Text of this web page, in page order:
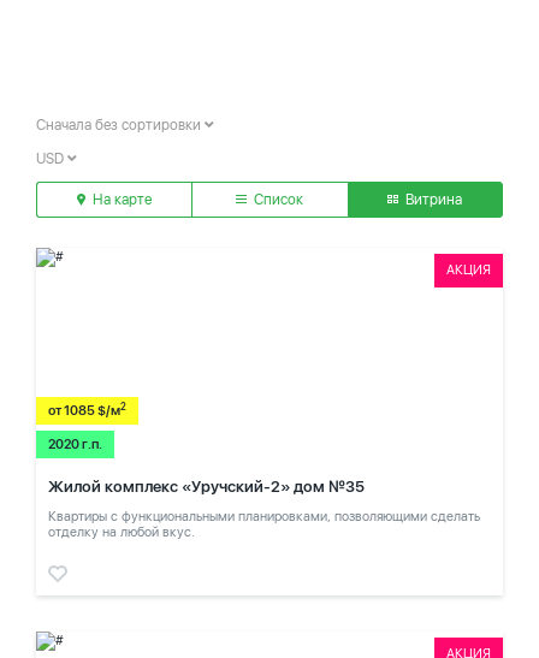
Сначала без сортировки
USD
На карте Список Витрина
АКЦИЯ
от 1085 $/м2
2020 г.п.
Жилой комплекс «Уручский-2» дом №35
Квартиры с функциональными планировками, позволяющими сделать
отделку на любой вкус.
АКЦИЯ